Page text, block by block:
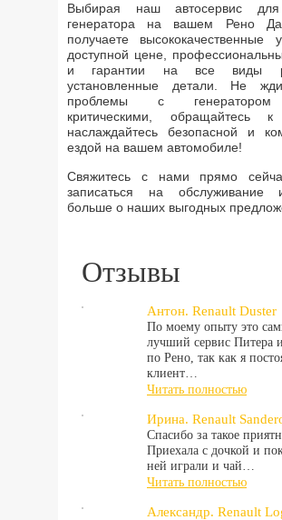
Выбирая наш автосервис
генератора на вашем Рено
получаете высококачественные
доступной цене,
и гарантии на все виды
установленные детали. Не
проблемы с генератором
критическими,
наслаждайтесь безопасной и
ездой на вашем автомобиле!
Свяжитесь с нами прямо
записаться на обслуживание
больше о наших выгодных
Отзывы
Антон. Renault Duster
По моему опыту это
лучший сервис Питера
по Рено, так как я
клиент…
Читать полностью
Ирина. Renault
Спасибо за такое
Приехала с дочкой и
ней играли и чай…
Читать полностью
Александр. Renault